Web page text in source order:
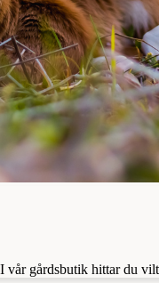
gårdsbutik hittar du